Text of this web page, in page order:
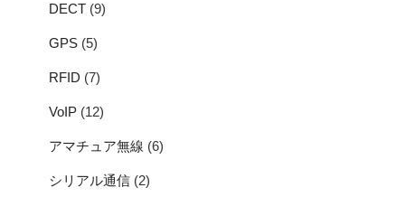
DECT (9)
GPS (5)
RFID (7)
VoIP (12)
アマチュア無線 (6)
シリアル通信 (2)